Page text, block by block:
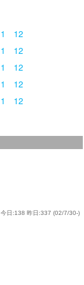
12
12
12
12
12
今日:138 昨日:337 (02/7/30-)